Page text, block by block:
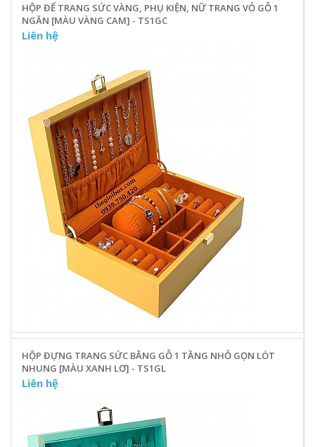
HỘP ĐỂ TRANG SỨC VÀNG, PHỤ KIỆN, NỮ TRANG VỎ GỖ 1
NGĂN [MÀU VÀNG CAM] - TS1GC
Liên hệ
HỘP ĐỰNG TRANG SỨC BẰNG GỖ 1 TẦNG NHỎ GỌN LÓT
NHUNG [MÀU XANH LƠ] - TS1GL
Liên hệ